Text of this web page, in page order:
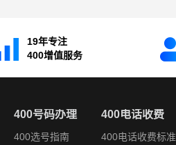
19年专注
400增值服务
400号码办理
400选号指南
400电话收费
400电话收费标准